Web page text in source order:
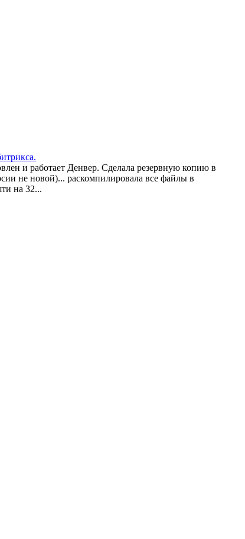
и работает Денвер. Сделала резервную копию в
не новой)... раскомпилировала все файлы в
на 32...